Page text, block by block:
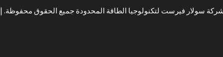
شركة سولار فيرست لتكنولوجيا الطاقة المحدودة جميع الحقوق محفوظة. |